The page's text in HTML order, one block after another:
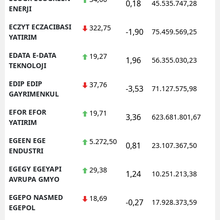
ENERJI
0,18 45.535.747,28
ECZYT ECZACIBASI
YATIRIM
322,75 -1,90 75.459.569,25
EDATA E-DATA
TEKNOLOJI
19,27 1,96 56.355.030,23
EDIP EDIP
GAYRIMENKUL
37,76 -3,53 71.127.575,98
EFOR EFOR
YATIRIM
19,71 3,36 623.681.801,67
EGEEN EGE
ENDUSTRI
5.272,50 0,81 23.107.367,50
EGEGY EGEYAPI
AVRUPA GMYO
29,38 1,24 10.251.213,38
EGEPO NASMED
EGEPOL
18,69 -0,27 17.928.373,59